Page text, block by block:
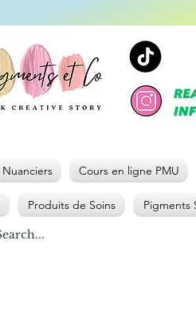
Nuanciers Cours en ligne PMU
Produits de Soins Pigments